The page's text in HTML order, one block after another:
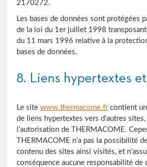
2170272.
Les bases de données sont protégées
de la loi du 1er juillet 1998
du 11 mars 1996 relative à la
bases de données.
8. Liens hypertextes
Le sitewww.thermacome.frcontient
de liens hypertextes vers d’autres
l’autorisation de THERMACOME.
THERMACOME n’a pas la possibilité
contenu des sites ainsi visités, et
conséquence aucune responsabilité de